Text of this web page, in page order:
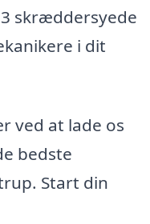
skræddersyede
i dit
ved at lade os
bedste
Start din